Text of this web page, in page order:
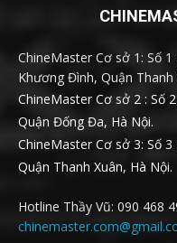
ChineMaster Cơ sở 1: Số
Khương Đình, Quận Thanh
ChineMaster Cơ sở 2 : Số
Quận Đống Đa, Hà Nội.
ChineMaster Cơ sở 3: Số
Quận Thanh Xuân, Hà Nội.
Hotline Thầy Vũ: 090 468